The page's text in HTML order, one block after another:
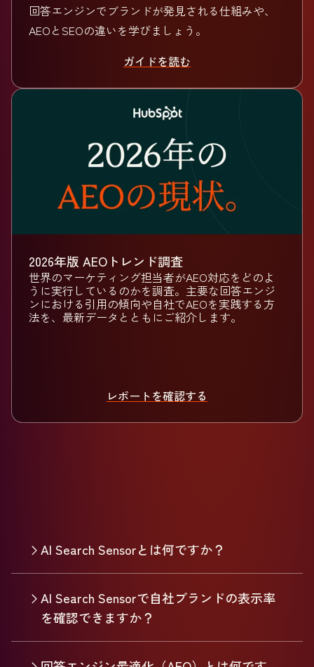
回答エンジンでブランドが発見される仕組みや、
AEOとSEOの違いを学びましょう。
ガイドを読む
2026年版 AEOトレンド調査
世界のマーケティング担当者がAEO対応をどのよ
うに実行しているのかを調査。主要な回答エンジ
ンにおける引用の傾向や自社でAEOを実践する方
法を、最新データとともにご紹介します。
レポートを確認する
AI Search Sensorとは何ですか？
AI Search Sensorで自社ブランドの表示率
を確認できますか？